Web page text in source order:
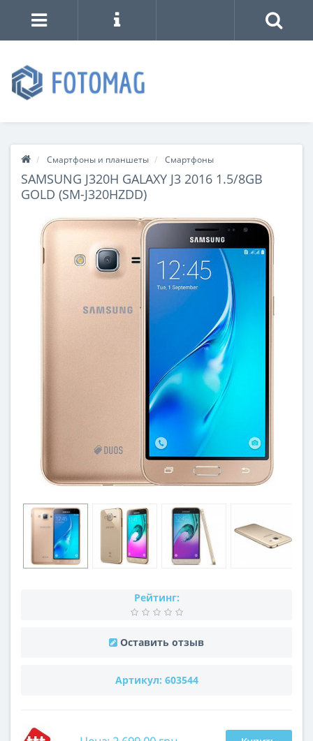
Смартфоны и планшеты Смартфоны
SAMSUNG J320H GALAXY J3 2016 1.5/8GB
GOLD (SM-J320HZDD)
Рейтинг:
Оставить отзыв
Артикул: 603544